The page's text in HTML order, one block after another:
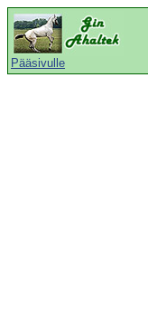
Pääsivulle